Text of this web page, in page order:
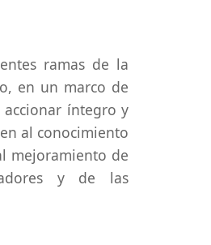
ramas de la
en un marco de
íntegro y
al conocimiento
mejoramiento de
y de las